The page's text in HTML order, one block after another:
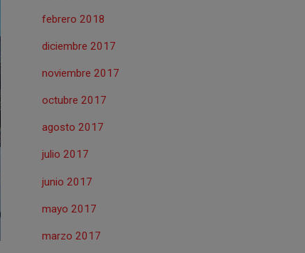
febrero 2018
diciembre 2017
noviembre 2017
octubre 2017
agosto 2017
julio 2017
junio 2017
mayo 2017
marzo 2017